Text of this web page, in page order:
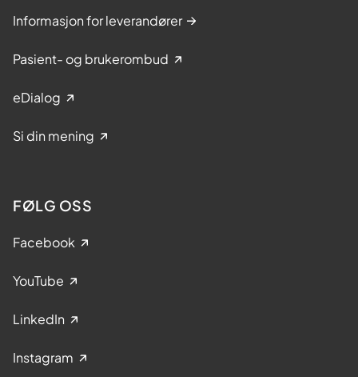
Informasjon for leverandører
Pasient- og brukerombud
eDialog
Si din mening
FØLG OSS
Facebook
YouTube
LinkedIn
Instagram